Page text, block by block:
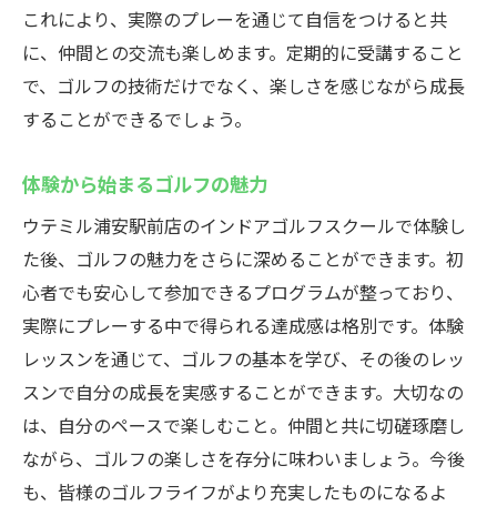
これにより、実際のプレーを通じて自信をつけると共
に、仲間との交流も楽しめます。定期的に受講すること
で、ゴルフの技術だけでなく、楽しさを感じながら成長
することができるでしょう。
体験から始まるゴルフの魅力
ウテミル浦安駅前店のインドアゴルフスクールで体験し
た後、ゴルフの魅力をさらに深めることができます。初
心者でも安心して参加できるプログラムが整っており、
実際にプレーする中で得られる達成感は格別です。体験
レッスンを通じて、ゴルフの基本を学び、その後のレッ
スンで自分の成長を実感することができます。大切なの
は、自分のペースで楽しむこと。仲間と共に切磋琢磨し
ながら、ゴルフの楽しさを存分に味わいましょう。今後
も、皆様のゴルフライフがより充実したものになるよ